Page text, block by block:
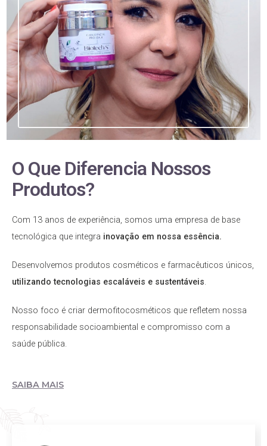
O Que Diferencia Nossos
Produtos?
Com 13 anos de experiência, somos uma empresa de base
tecnológica que integra inovação em nossa essência.
Desenvolvemos produtos cosméticos e farmacêuticos únicos,
utilizando tecnologias escaláveis e sustentáveis.
Nosso foco é criar dermofitocosméticos que refletem nossa
responsabilidade socioambiental e compromisso com a
saúde pública.
SAIBA MAIS